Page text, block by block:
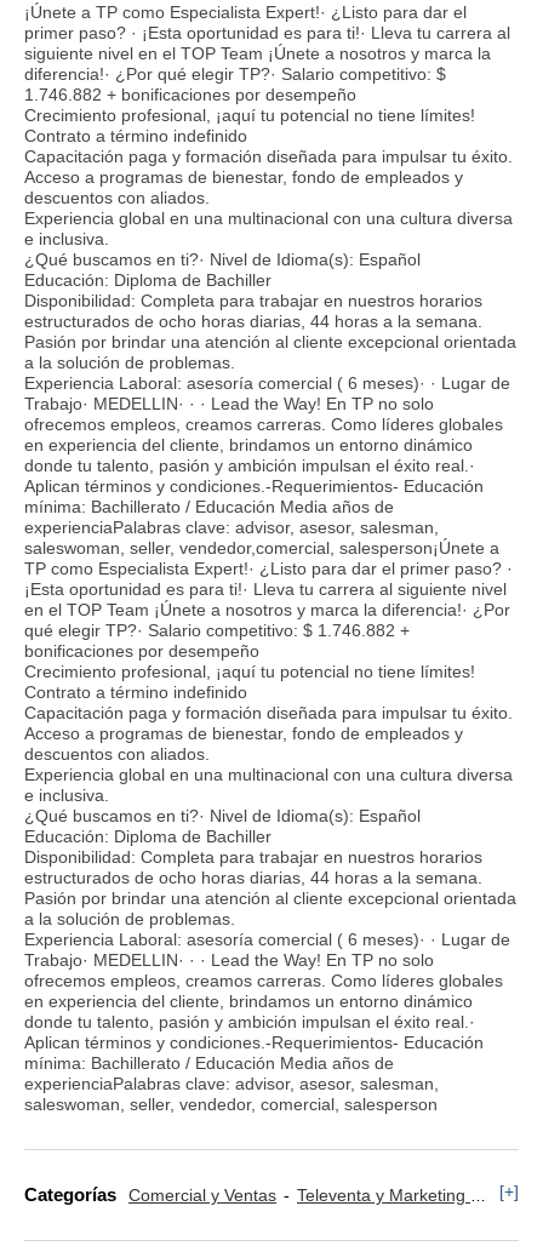
¡Únete a TP como Especialista Expert!· ¿Listo para dar el
primer paso? · ¡Esta oportunidad es para ti!· Lleva tu carrera al
siguiente nivel en el TOP Team ¡Únete a nosotros y marca la
diferencia!· ¿Por qué elegir TP?· Salario competitivo: $
1.746.882 + bonificaciones por desempeño
Crecimiento profesional, ¡aquí tu potencial no tiene límites!
Contrato a término indefinido
Capacitación paga y formación diseñada para impulsar tu éxito.
Acceso a programas de bienestar, fondo de empleados y
descuentos con aliados.
Experiencia global en una multinacional con una cultura diversa
e inclusiva.
¿Qué buscamos en ti?· Nivel de Idioma(s): Español
Educación: Diploma de Bachiller
Disponibilidad: Completa para trabajar en nuestros horarios
estructurados de ocho horas diarias, 44 horas a la semana.
Pasión por brindar una atención al cliente excepcional orientada
a la solución de problemas.
Experiencia Laboral: asesoría comercial ( 6 meses)· · Lugar de
Trabajo· MEDELLIN· · · Lead the Way! En TP no solo
ofrecemos empleos, creamos carreras. Como líderes globales
en experiencia del cliente, brindamos un entorno dinámico
donde tu talento, pasión y ambición impulsan el éxito real.·
Aplican términos y condiciones.-Requerimientos- Educación
mínima: Bachillerato / Educación Media años de
experienciaPalabras clave: advisor, asesor, salesman,
saleswoman, seller, vendedor,comercial, salesperson¡Únete a
TP como Especialista Expert!· ¿Listo para dar el primer paso? ·
¡Esta oportunidad es para ti!· Lleva tu carrera al siguiente nivel
en el TOP Team ¡Únete a nosotros y marca la diferencia!· ¿Por
qué elegir TP?· Salario competitivo: $ 1.746.882 +
bonificaciones por desempeño
Crecimiento profesional, ¡aquí tu potencial no tiene límites!
Contrato a término indefinido
Capacitación paga y formación diseñada para impulsar tu éxito.
Acceso a programas de bienestar, fondo de empleados y
descuentos con aliados.
Experiencia global en una multinacional con una cultura diversa
e inclusiva.
¿Qué buscamos en ti?· Nivel de Idioma(s): Español
Educación: Diploma de Bachiller
Disponibilidad: Completa para trabajar en nuestros horarios
estructurados de ocho horas diarias, 44 horas a la semana.
Pasión por brindar una atención al cliente excepcional orientada
a la solución de problemas.
Experiencia Laboral: asesoría comercial ( 6 meses)· · Lugar de
Trabajo· MEDELLIN· · · Lead the Way! En TP no solo
ofrecemos empleos, creamos carreras. Como líderes globales
en experiencia del cliente, brindamos un entorno dinámico
donde tu talento, pasión y ambición impulsan el éxito real.·
Aplican términos y condiciones.-Requerimientos- Educación
mínima: Bachillerato / Educación Media años de
experienciaPalabras clave: advisor, asesor, salesman,
saleswoman, seller, vendedor, comercial, salesperson
Categorías Comercial y Ventas Televenta y Marketing Telefónico [+]